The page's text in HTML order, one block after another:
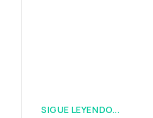
SIGUE LEYENDO...